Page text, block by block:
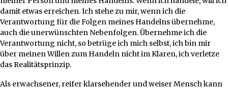
damit etwas erreichen. Ich stehe zu mir, wenn ich die
Verantwortung für die Folgen meines Handelns übernehme,
auch die unerwünschten Nebenfolgen. Übernehme ich die
Verantwortung nicht, so betrüge ich mich selbst, ich bin mir
über meinen Willen zum Handeln nicht im Klaren, ich verletze
das Realitätsprinzip.
Als erwachsener, reifer klarsehender und weiser Mensch kann